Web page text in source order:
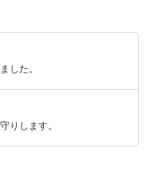
した。
りします。